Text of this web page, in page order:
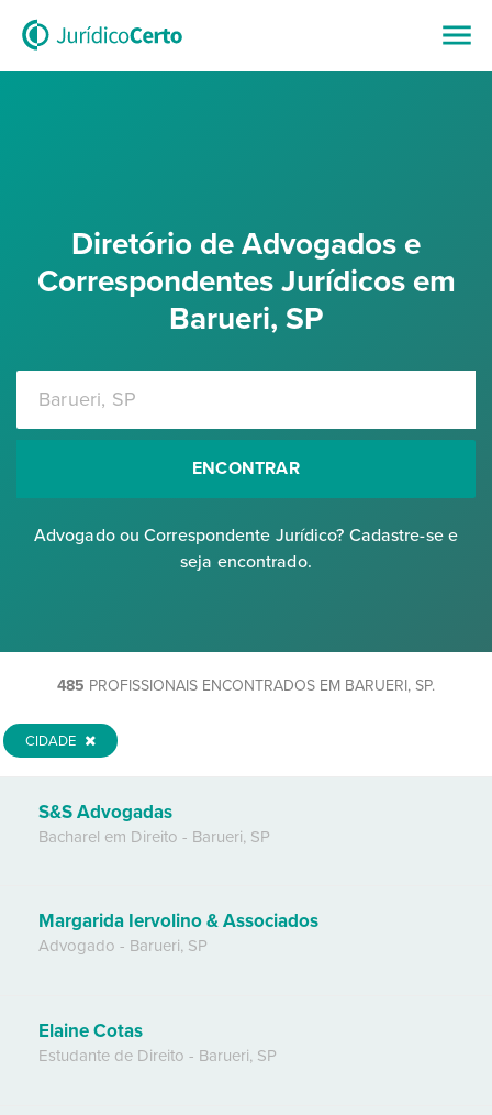
Diretório de Advogados e
Correspondentes Jurídicos em
Barueri, SP
ENCONTRAR
Advogado ou Correspondente Jurídico? Cadastre-se e
seja encontrado.
485 PROFISSIONAIS ENCONTRADOS EM BARUERI, SP.
CIDADE
S&S Advogadas
Bacharel em Direito - Barueri, SP
Margarida Iervolino & Associados
Advogado - Barueri, SP
Elaine Cotas
Estudante de Direito - Barueri, SP